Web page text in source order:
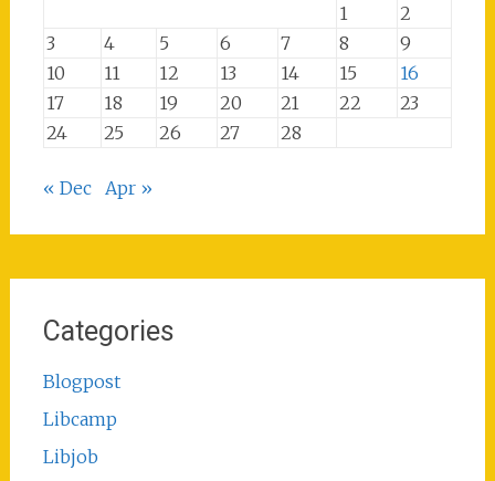
1
2
3
4 5 6 7 8
9
10
11 12 13 14 15
16
17
18 19 20 21 22
23
24
25 26 27 28
« Dec Apr »
Categories
Blogpost
Libcamp
Libjob